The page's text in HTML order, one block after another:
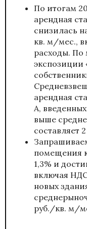
По итогам
арендная
снизилась
кв. м/мес.,
расходы. По
экспозиции
арендная
А,
выше
составляет
помещения
1,3% и
включая
новых
руб./кв. м/